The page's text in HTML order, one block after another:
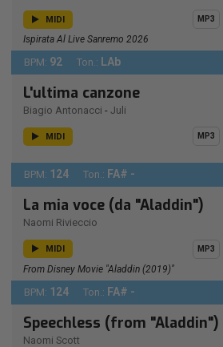
MIDI MP3
Ispirata Al Live Sanremo 2026
BPM: 92 Ton.: LAb
L'ultima canzone
Biagio Antonacci - Juli
MIDI MP3
BPM: 124 Ton.: FA# -
La mia voce (da "Aladdin")
Naomi Rivieccio
MIDI MP3
From Disney Movie "Aladdin (2019)"
BPM: 124 Ton.: FA# -
Speechless (from "Aladdin")
Naomi Scott